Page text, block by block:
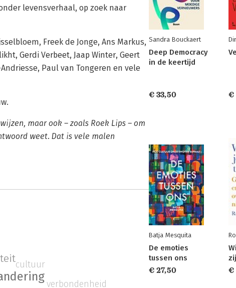
levensverhaal, op zoek naar
Freek de Jonge, Ans Markus,
Gerdi Verbeet, Jaap Winter, Geert
Paul van Tongeren en vele
maar ook – zoals Roek Lips – om
weet. Dat is vele malen
verbondenheid
cultuur
Sandra Bouckaert
Deep Democracy
in de keertijd
€ 33,50 €
Batja Mesquita
De emoties
tussen ons
€ 27,50
€